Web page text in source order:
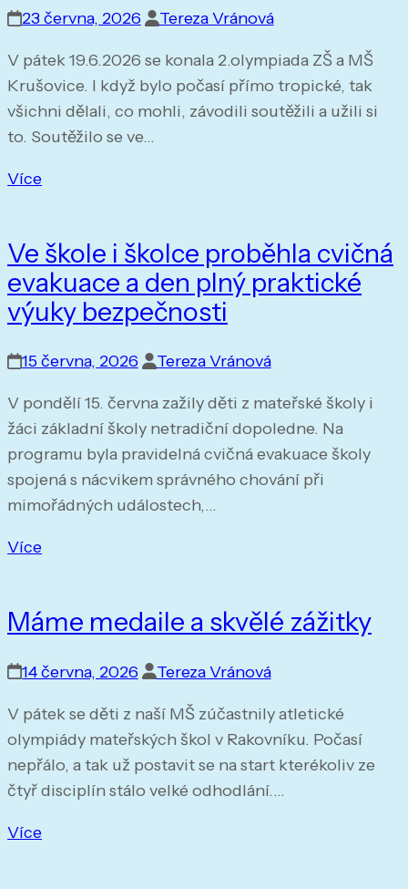
23 června, 2026 Tereza Vránová
V pátek 19.6.2026 se konala 2.olympiada ZŠ a MŠ
Krušovice. I když bylo počasí přímo tropické, tak
všichni dělali, co mohli, závodili soutěžili a užili si
to. Soutěžilo se ve…
Více
Ve škole i školce proběhla cvičná
evakuace a den plný praktické
výuky bezpečnosti
15 června, 2026 Tereza Vránová
V pondělí 15. června zažily děti z mateřské školy i
žáci základní školy netradiční dopoledne. Na
programu byla pravidelná cvičná evakuace školy
spojená s nácvikem správného chování při
mimořádných událostech,…
Více
Máme medaile a skvělé zážitky
14 června, 2026 Tereza Vránová
V pátek se děti z naší MŠ zúčastnily atletické
olympiády mateřských škol v Rakovníku. Počasí
nepřálo, a tak už postavit se na start kterékoliv ze
čtyř disciplín stálo velké odhodlání.…
Více